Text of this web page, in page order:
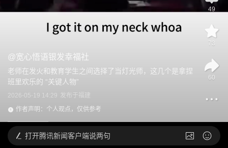
@宽心悟语银发幸福社
老师在发火和教育学生之间选择了当灯光师，这几个是拿捏
班里欢乐的 “关键人物”
2026-05-19 14:29 发布于福建
作者声明：个人观点，仅供参考
49
73
60
打开腾讯新闻客户端说两句